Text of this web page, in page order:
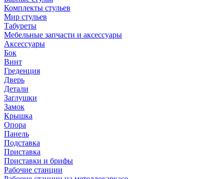
Комплекты стульев
Мир стульев
Табуреты
Мебельные запчасти и аксессуары
Аксессуары
Бок
Винт
Греденция
Дверь
Детали
Заглушки
Замок
Крышка
Опора
Панель
Подставка
Приставка
Приставки и брифы
Рабочие станции